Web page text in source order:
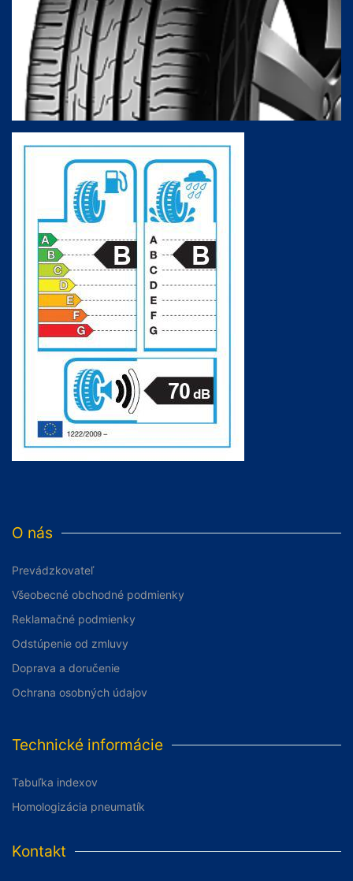
O nás
Prevádzkovateľ
Všeobecné obchodné podmienky
Reklamačné podmienky
Odstúpenie od zmluvy
Doprava a doručenie
Ochrana osobných údajov
Technické informácie
Tabuľka indexov
Homologizácia pneumatík
Kontakt